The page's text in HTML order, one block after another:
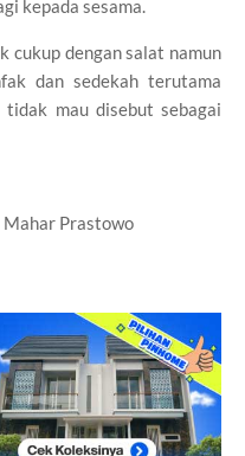
kepada sesama.
cukup dengan salat namun
dan sedekah terutama
mau disebut sebagai
Prastowo